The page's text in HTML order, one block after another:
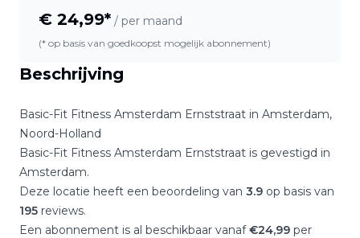
Beschrijving
Basic-Fit Fitness Amsterdam Ernststraat in Amsterdam,
Noord-Holland
Basic-Fit Fitness Amsterdam Ernststraat is gevestigd in
Amsterdam.
Deze locatie heeft een beoordeling van 3.9 op basis van
195 reviews.
Een abonnement is al beschikbaar vanaf€24,99 per
€ 24,99* / per maand
(* op basis van goedkoopst mogelijk abonnement)